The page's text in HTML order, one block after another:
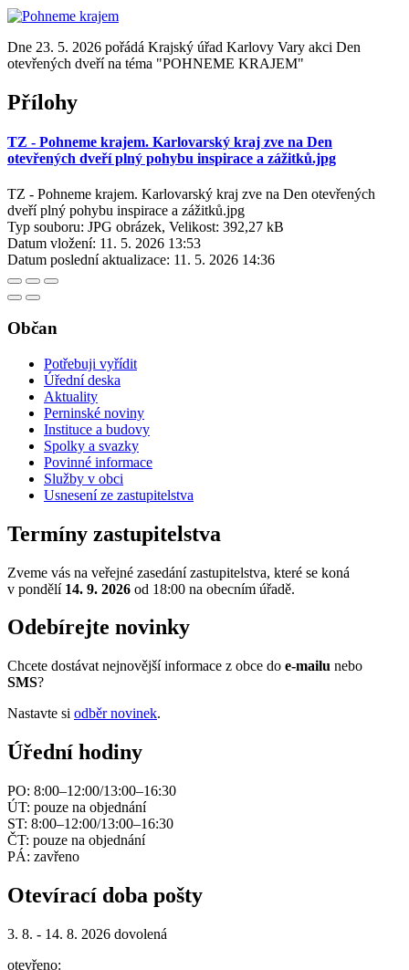
Dne 23. 5. 2026 pořádá Krajský úřad Karlovy Vary akci Den
otevřených dveří na téma "POHNEME KRAJEM"
Přílohy
TZ - Pohneme krajem. Karlovarský kraj zve na Den
otevřených dveří plný pohybu inspirace a zážitků.jpg
TZ - Pohneme krajem. Karlovarský kraj zve na Den otevřených
dveří plný pohybu inspirace a zážitků.jpg
Typ souboru: JPG obrázek, Velikost: 392,27 kB
Datum vložení: 11. 5. 2026 13:53
Datum poslední aktualizace: 11. 5. 2026 14:36
Občan
Potřebuji vyřídit
Úřední deska
Aktuality
Perninské noviny
Instituce a budovy
Spolky a svazky
Povinné informace
Služby v obci
Usnesení ze zastupitelstva
Termíny zastupitelstva
Zveme vás na veřejné zasedání zastupitelstva, které se koná
v pondělí 14. 9. 2026 od 18:00 na obecním úřadě.
Odebírejte novinky
Chcete dostávat nejnovější informace z obce do e-mailu nebo
SMS?
Nastavte si odběr novinek.
Úřední hodiny
PO: 8:00–12:00/13:00–16:30
ÚT: pouze na objednání
ST: 8:00–12:00/13:00–16:30
ČT: pouze na objednání
PÁ: zavřeno
Otevírací doba pošty
3. 8. - 14. 8. 2026 dovolená
otevřeno: